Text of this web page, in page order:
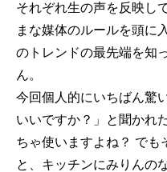
それぞれ生の声を反映し
まな媒体のルールを頭に
のトレンドの最先端を知
ん。
今回個人的にいちばん驚
いいですか？」と聞かれ
ちゃ使いますよね？ でも
と、キッチンにみりんの